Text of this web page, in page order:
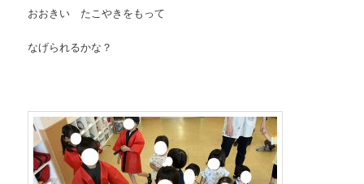
おおきい たこやきをもって
なげられるかな？